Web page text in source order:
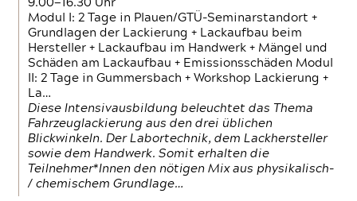
9.00—16.30 Uhr
Modul I: 2 Tage in Plauen/GTÜ-Seminarstandort +
Grundlagen der Lackierung + Lackaufbau beim
Hersteller + Lackaufbau im Handwerk + Mängel und
Schäden am Lackaufbau + Emissionsschäden Modul
II: 2 Tage in Gummersbach + Workshop Lackierung +
La…
Diese Intensivausbildung beleuchtet das Thema
Fahrzeuglackierung aus den drei üblichen
Blickwinkeln. Der Labortechnik, dem Lackhersteller
sowie dem Handwerk. Somit erhalten die
Teilnehmer*Innen den nötigen Mix aus physikalisch-
/ chemischem Grundlage…